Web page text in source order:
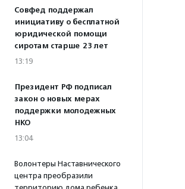
Совфед поддержал
инициативу о бесплатной
юридической помощи
сиротам старше 23 лет
13:19
Президент РФ подписал
закон о новых мерах
поддержки молодежных
НКО
13:04
Волонтеры Наставнического
центра преобразили